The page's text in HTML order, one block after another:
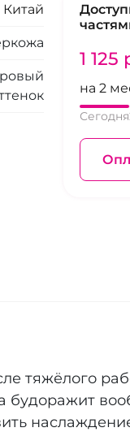
Китай
1 125
на 2
Сегодня
тяжёлого
будоражит